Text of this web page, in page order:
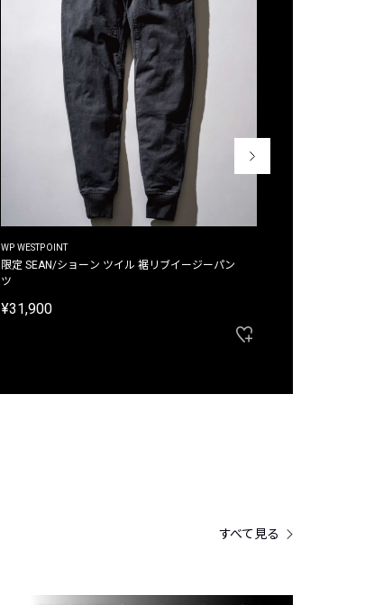
WP WESTPOINT
限定 SEAN/ショーン ツイル 裾リブイージーパン
ツ
¥31,900
すべて見る